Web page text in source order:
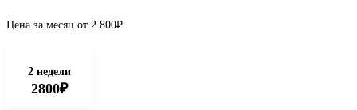
Цена за месяц от 2 800₽
2 недели
2800₽